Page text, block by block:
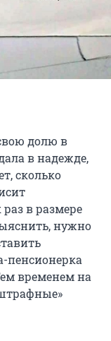
долю в
в надежде,
сколько
в размере
нужно
пенсионерка
временем на